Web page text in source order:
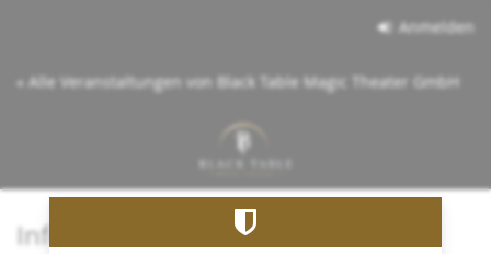
springen
Anmelden
« Alle Veranstaltungen von Black Table Magic Theater GmbH
Info: